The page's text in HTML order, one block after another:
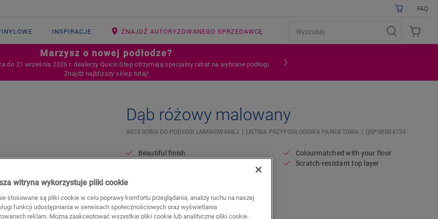
INSPIRACJE ZNAJDŹ AUTORYZOWANEGO SPRZEDAWCĘ
FAQ
Marzysz o nowej podłodze?
do 21 września 2026 r. dealerzy Quick‑Step otrzymają specjalny rabat na wybrane podłogi.
Znajdź najbliższy sklep tutaj!
Dąb różowy malowany
AKCESORIA DO PODŁOGI LAMINOWANEJ LISTWA PRZYPODŁOGOWA PARKIETOWA QSPSKR04754
Beautiful finish
Colourmatched with your floor
Scratch-resistant top layer
26,20
Sugerowana cena brutto
witryna wykorzystuje pliki cookie
stosowane są pliki cookie w celu poprawy komfortu przeglądania, analizy ruchu na naszej
funkcji udostępniania w serwisach społecznościowych oraz wyświetlania
reklam. Można zaakceptować wszystkie pliki cookie lub analityczne pliki cookie.